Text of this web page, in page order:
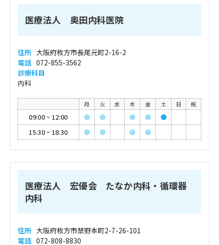
医療法人 奥田内科医院
住所 大阪府枚方市長尾元町2-16-2
電話 072-855-3562
診療科目
内科
月 火 水 木 金 土 日 祝
09:00~ 12:00 ● ● ● ●
●
15:30~ 18:30 ● ● ● ●
医療法人 宏優会 たなか内科・循環器
内科
住所 大阪府枚方市禁野本町2-7-26-101
電話 072-808-8830